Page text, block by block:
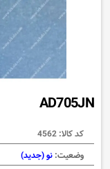
AD705JN
کد کالا: 4562
وضعیت: نو (جدید)